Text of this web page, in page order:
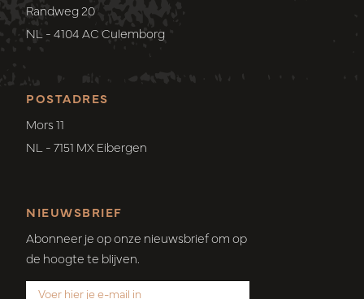
POSTADRES
Mors 11
NL - 7151 MX Eibergen
Randweg 20
NL - 4104 AC Culemborg
NIEUWSBRIEF
Abonneer je op onze nieuwsbrief om op
de hoogte te blijven.